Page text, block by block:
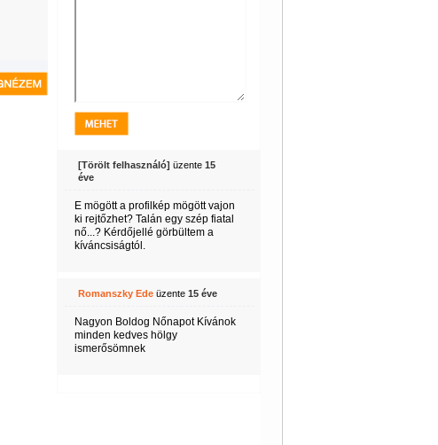
[Törölt felhasználó] üzente 15
éve
E mögött a profilkép mögött vajon
ki rejtőzhet? Talán egy szép fiatal
nő...? Kérdőjellé görbültem a
kíváncsiságtól.
Romanszky Edeüzente 15 éve
Nagyon Boldog Nőnapot Kívánok
minden kedves hölgy
ismerősömnek